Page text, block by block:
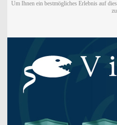
Um Ihnen ein bestmögliches Erlebnis auf